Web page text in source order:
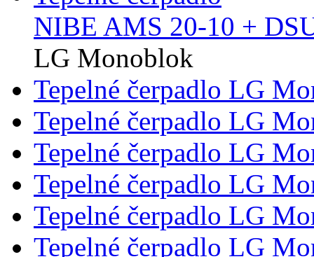
NIBE AMS 20-10 +
LG Monoblok
Tepelné čerpadlo LG
Tepelné čerpadlo LG
Tepelné čerpadlo LG
Tepelné čerpadlo LG
Tepelné čerpadlo LG
Tepelné čerpadlo LG